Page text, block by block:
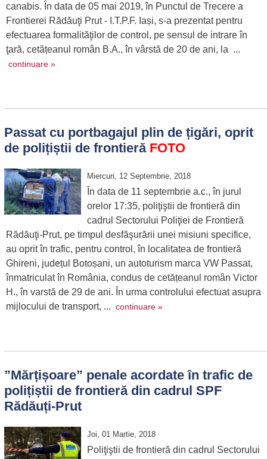
canabis. În data de 05 mai 2019, în Punctul de Trecere a
Frontierei Rădăuţi Prut - I.T.P.F. Iași, s-a prezentat pentru
efectuarea formalităţilor de control, pe sensul de intrare în
ţară, cetățeanul român B.A., în vârstă de 20 de ani, la ...
continuare »
Passat cu portbagajul plin de țigări, oprit
de polițiștii de frontieră FOTO
Miercuri, 12 Septembrie, 2018
În data de 11 septembrie a.c., în jurul
orelor 17:35, poliţiştii de frontieră din
cadrul Sectorului Poliţiei de Frontieră
Rădăuţi-Prut, pe timpul desfăşurării unei misiuni specifice,
au oprit în trafic, pentru control, în localitatea de frontieră
Ghireni, județul Botoșani, un autoturism marca VW Passat,
înmatriculat în România, condus de cetățeanul român Victor
H., în varstă de 29 de ani. În urma controlului efectuat asupra
mijlocului de transport, ... continuare »
”Mărțișoare” penale acordate în trafic de
polițiștii de frontieră din cadrul SPF
Rădăuți-Prut
Joi, 01 Martie, 2018
Poliţiştii de frontieră din cadrul Sectorului